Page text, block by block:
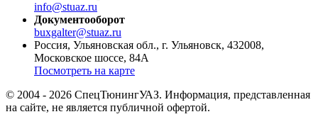
info@stuaz.ru
Документооборот
buxgalter@stuaz.ru
Россия, Ульяновская обл., г. Ульяновск, 432008,
Московское шоссе, 84А
Посмотреть на карте
© 2004 - 2026 СпецТюнингУАЗ. Информация, представленная
на сайте, не является публичной офертой.